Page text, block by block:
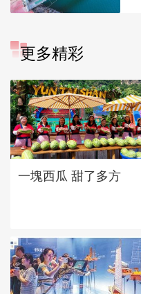
更多精彩
一塊西瓜 甜了多方